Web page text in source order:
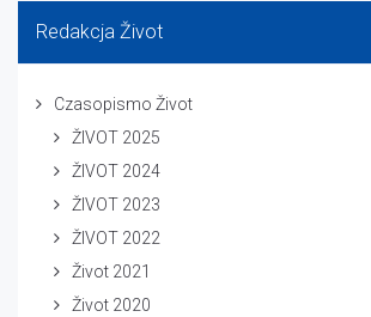
Redakcja Život
Czasopismo Život
ŽIVOT 2025
ŽIVOT 2024
ŽIVOT 2023
ŽIVOT 2022
Život 2021
Život 2020